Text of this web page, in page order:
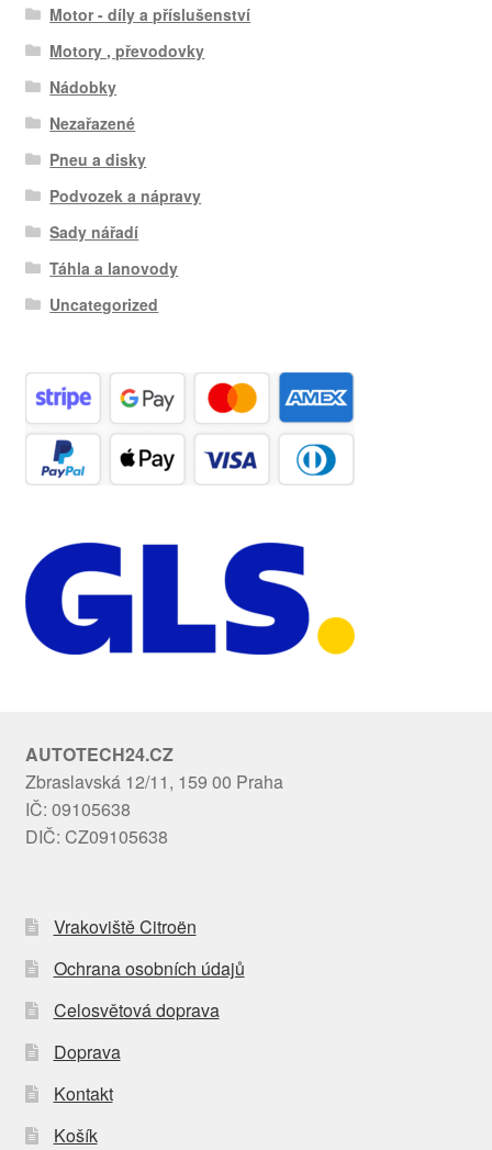
Motor - díly a příslušenství
Motory , převodovky
Nádobky
Nezařazené
Pneu a disky
Podvozek a nápravy
Sady nářadí
Táhla a lanovody
Uncategorized
AUTOTECH24.CZ
Zbraslavská 12/11, 159 00 Praha
IČ: 09105638
DIČ: CZ09105638
Vrakoviště Citroën
Ochrana osobních údajů
Celosvětová doprava
Doprava
Kontakt
Košík